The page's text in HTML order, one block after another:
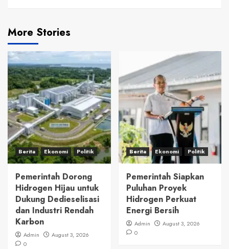
More Stories
Berita Ekonomi Politik
Pemerintah Dorong
Hidrogen Hijau untuk
Dukung Dedieselisasi
dan Industri Rendah
Karbon
Admin
August 3, 2026
0
Berita Ekonomi Politik
Pemerintah Siapkan
Puluhan Proyek
Hidrogen Perkuat
Energi Bersih
Admin
August 3, 2026
0